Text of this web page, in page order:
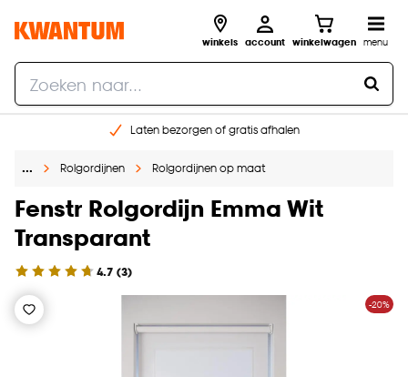
winkels account winkelwagen menu
Laten bezorgen of gratis afhalen
Gratis raam advies en opmeten aan huis
… Rolgordijnen Rolgordijnen op maat
Fenstr Rolgordijn Emma Wit
Transparant
4.7 (3)
-20%